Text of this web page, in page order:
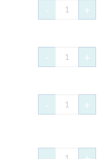
- +
- +
- +